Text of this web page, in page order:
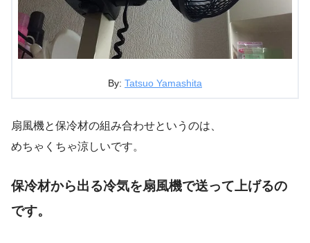
By: Tatsuo Yamashita
扇風機と保冷材の組み合わせというのは、
めちゃくちゃ涼しいです。
保冷材から出る冷気を扇風機で送って上げるの
です。